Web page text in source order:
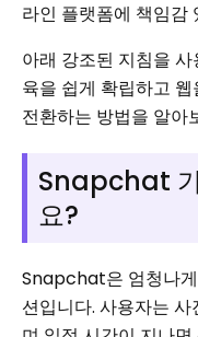
라인 플랫폼에 책임감
아래 강조된 지침을
육을 쉽게 확립하고
전환하는 방법을 알아
Snapchat
요?
Snapchat은 엄청나
션입니다. 사용자는